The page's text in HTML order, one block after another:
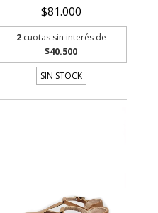
$81.000
2 cuotas sin interés de
$40.500
SIN STOCK